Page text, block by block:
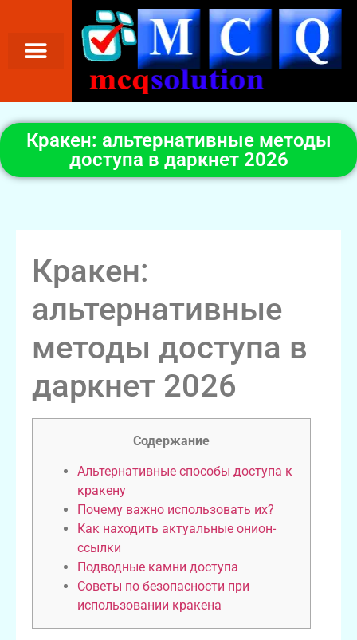
Кракен: альтернативные методы
доступа в даркнет 2026
Кракен:
альтернативные
методы доступа в
даркнет 2026
Содержание
Альтернативные способы доступа к
кракену
Почему важно использовать их?
Как находить актуальные онион-
ссылки
Подводные камни доступа
Советы по безопасности при
использовании кракена